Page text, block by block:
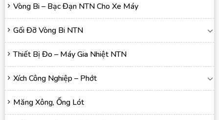
Vòng Bi – Bạc Đạn NTN Cho Xe Máy
Gối Đỡ Vòng Bi NTN
Thiết Bị Đo – Máy Gia Nhiệt NTN
Xích Công Nghiệp – Phớt
Măng Xông, Ống Lót